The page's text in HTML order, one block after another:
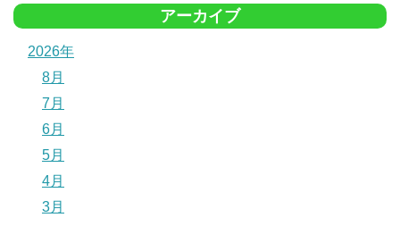
アーカイブ
2026年
8月
7月
6月
5月
4月
3月